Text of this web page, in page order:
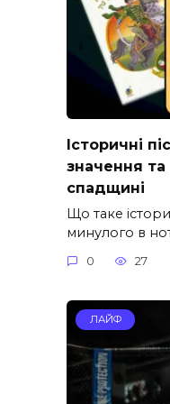
Історичні
значення та
спадщині
Що таке
минулого в
0 27
ЛАЙФ